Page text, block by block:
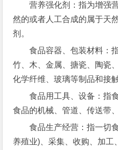
营养强化剂：指为增强
然的或者人工合成的属于天
剂。
食品容器、包装材料：
竹、木、金属、搪瓷、陶瓷
化学纤维、玻璃等制品和接
食品用工具、设备：指
食品的机械、管道、传送带
食品生产经营：指一切
养殖业)、采集、收购、加工